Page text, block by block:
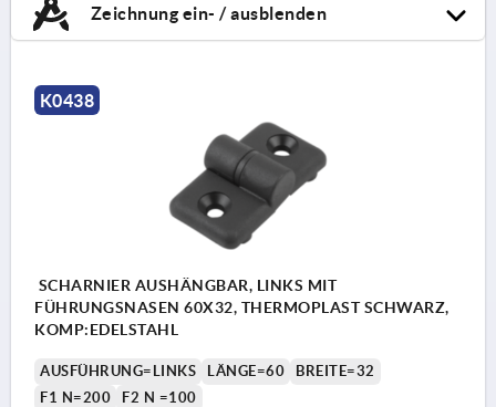
Zeichnung ein- / ausblenden
K0438
SCHARNIER AUSHÄNGBAR, LINKS MIT
FÜHRUNGSNASEN 60X32, THERMOPLAST SCHWARZ,
KOMP:EDELSTAHL
AUSFÜHRUNG=LINKS LÄNGE=60
BREITE=32
F1 N=200
F2 N =100